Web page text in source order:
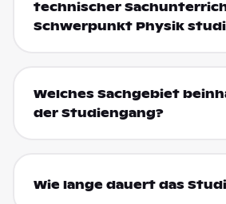
technischer
Schwerpunkt Physik
Welches Sachgebiet
der Studiengang?
Wie lange dauert das